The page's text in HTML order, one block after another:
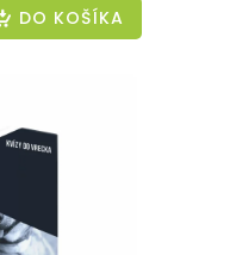
DO KOŠÍKA